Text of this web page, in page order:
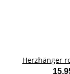
Herzhänger